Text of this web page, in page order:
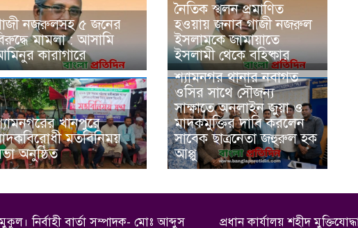
নজরুলসহ ৫ জনের
মামলা : আসামি
কারাগারে
নৈতিক স্খলন প্রমাণিত
হওয়ায় জনাব গাজী নজরুল
ইসলামকে জামায়াতে
ইসলামী থেকে বহিষ্কার
খানপুরে
মতবিনিময়
অনুষ্ঠিত
শ্যামনগর থানার নবাগত
ওসির সাথে সৌজন্য
সাক্ষাতে অনলাইন জুয়া ও
মাদকমুক্তির দাবি করলেন
সাবেক ছাত্রনেতা জহুরুল হক
আপ্পু
নির্বাহী বার্তা সম্পাদক- মোঃ আব্দুস প্রধান কার্যালয় শহীদ